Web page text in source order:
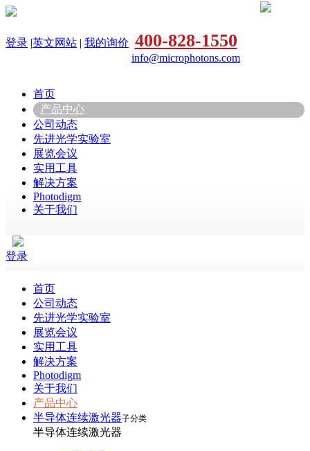
登录 |英文网站 | 我的询价 400-828-1550
info@microphotons.com
首页
产品中心
公司动态
先进光学实验室
展览会议
实用工具
解决方案
Photodigm
关于我们
登录
首页
公司动态
先进光学实验室
展览会议
实用工具
解决方案
Photodigm
关于我们
产品中心
半导体连续激光器子分类
半导体连续激光器